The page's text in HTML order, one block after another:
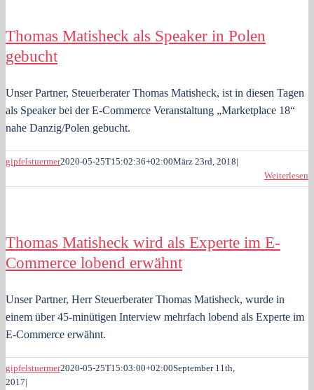
Thomas Matisheck als Speaker in Polen
gebucht
Unser Partner, Steuerberater Thomas Matisheck, ist in diesen Tagen
als Speaker bei der E-Commerce Veranstaltung „Marketplace 18“
nahe Danzig/Polen gebucht.
gipfelstuermer2020-05-25T15:02:36+02:00März 23rd, 2018|
Weiterlesen
Thomas Matisheck wird als Experte im E-
Commerce lobend erwähnt
Unser Partner, Herr Steuerberater Thomas Matisheck, wurde in
einem über 45-minütigen Interview mehrfach lobend als Experte im
E-Commerce erwähnt.
gipfelstuermer2020-05-25T15:03:00+02:00September 11th,
2017|